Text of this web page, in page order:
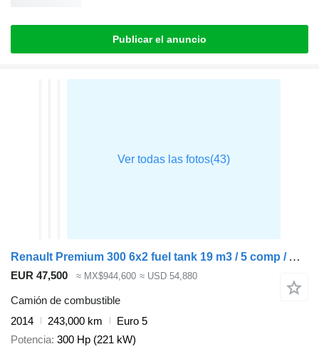
Publicar el anuncio
Renault Premium 300 6x2 fuel tank 19 m3 / 5 comp / ADR 31/08/24
EUR 47,500 ≈ MX$944,600 ≈ USD 54,880
Camión de combustible
2014
243,000 km
Euro 5
Potencia 300 Hp (221 kW)